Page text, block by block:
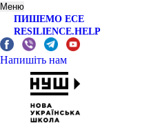
Меню
ПИШЕМО ЕСЕ
RESILIENCE.HELP
Напишіть нам